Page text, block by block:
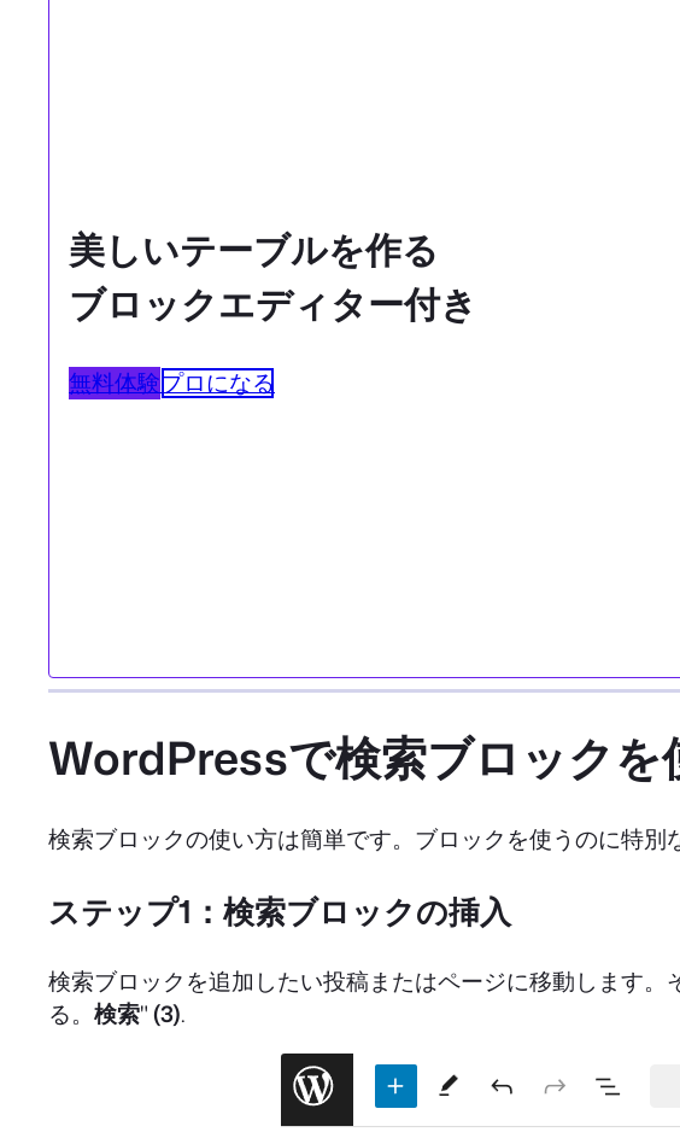
美しいテーブルを作る
ブロックエディター付き
無料体験プロになる
WordPressで検索ブロックを
検索ブロックの使い方は簡単です。ブロックを使うのに特別
ステップ1：検索ブロックの挿入
検索ブロックを追加したい投稿またはページに移動します。
る。 検索"(3).